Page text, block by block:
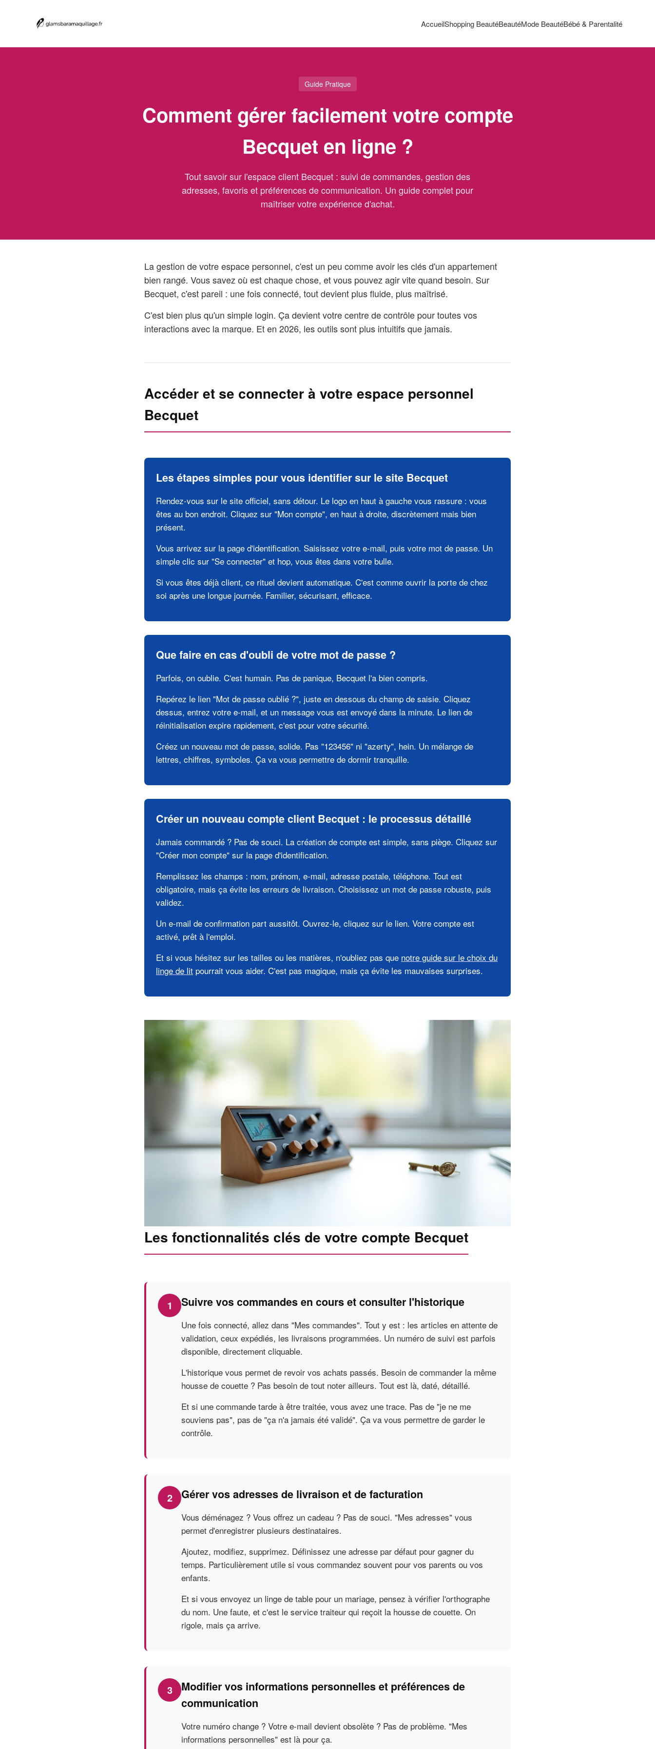
AccueilShopping BeautéBeautéMode BeautéBébé & Parentalité
Guide Pratique
Comment gérer facilement votre compte
Becquet en ligne ?
Tout savoir sur l'espace client Becquet : suivi de commandes, gestion des
adresses, favoris et préférences de communication. Un guide complet pour
maîtriser votre expérience d'achat.
La gestion de votre espace personnel, c'est un peu comme avoir les clés d'un appartement
bien rangé. Vous savez où est chaque chose, et vous pouvez agir vite quand besoin. Sur
Becquet, c'est pareil : une fois connecté, tout devient plus fluide, plus maîtrisé.
C'est bien plus qu'un simple login. Ça devient votre centre de contrôle pour toutes vos
interactions avec la marque. Et en 2026, les outils sont plus intuitifs que jamais.
Accéder et se connecter à votre espace personnel
Becquet
Les étapes simples pour vous identifier sur le site Becquet
Rendez-vous sur le site officiel, sans détour. Le logo en haut à gauche vous rassure : vous
êtes au bon endroit. Cliquez sur "Mon compte", en haut à droite, discrètement mais bien
présent.
Vous arrivez sur la page d'identification. Saisissez votre e-mail, puis votre mot de passe. Un
simple clic sur "Se connecter" et hop, vous êtes dans votre bulle.
Si vous êtes déjà client, ce rituel devient automatique. C'est comme ouvrir la porte de chez
soi après une longue journée. Familier, sécurisant, efficace.
Que faire en cas d'oubli de votre mot de passe ?
Parfois, on oublie. C'est humain. Pas de panique, Becquet l'a bien compris.
Repérez le lien "Mot de passe oublié ?", juste en dessous du champ de saisie. Cliquez
dessus, entrez votre e-mail, et un message vous est envoyé dans la minute. Le lien de
réinitialisation expire rapidement, c'est pour votre sécurité.
Créez un nouveau mot de passe, solide. Pas "123456" ni "azerty", hein. Un mélange de
lettres, chiffres, symboles. Ça va vous permettre de dormir tranquille.
Créer un nouveau compte client Becquet : le processus détaillé
Jamais commandé ? Pas de souci. La création de compte est simple, sans piège. Cliquez sur
"Créer mon compte" sur la page d'identification.
Remplissez les champs : nom, prénom, e-mail, adresse postale, téléphone. Tout est
obligatoire, mais ça évite les erreurs de livraison. Choisissez un mot de passe robuste, puis
validez.
Un e-mail de confirmation part aussitôt. Ouvrez-le, cliquez sur le lien. Votre compte est
activé, prêt à l'emploi.
Et si vous hésitez sur les tailles ou les matières, n'oubliez pas que notre guide sur le choix du
linge de lit pourrait vous aider. C'est pas magique, mais ça évite les mauvaises surprises.
Les fonctionnalités clés de votre compte Becquet
1 Suivre vos commandes en cours et consulter l'historique
Une fois connecté, allez dans "Mes commandes". Tout y est : les articles en attente de
validation, ceux expédiés, les livraisons programmées. Un numéro de suivi est parfois
disponible, directement cliquable.
L'historique vous permet de revoir vos achats passés. Besoin de commander la même
housse de couette ? Pas besoin de tout noter ailleurs. Tout est là, daté, détaillé.
Et si une commande tarde à être traitée, vous avez une trace. Pas de "je ne me
souviens pas", pas de "ça n'a jamais été validé". Ça va vous permettre de garder le
contrôle.
2 Gérer vos adresses de livraison et de facturation
Vous déménagez ? Vous offrez un cadeau ? Pas de souci. "Mes adresses" vous
permet d'enregistrer plusieurs destinataires.
Ajoutez, modifiez, supprimez. Définissez une adresse par défaut pour gagner du
temps. Particulièrement utile si vous commandez souvent pour vos parents ou vos
enfants.
Et si vous envoyez un linge de table pour un mariage, pensez à vérifier l'orthographe
du nom. Une faute, et c'est le service traiteur qui reçoit la housse de couette. On
rigole, mais ça arrive.
3
Modifier vos informations personnelles et préférences de
communication
Votre numéro change ? Votre e-mail devient obsolète ? Pas de problème. "Mes
informations personnelles" est là pour ça.